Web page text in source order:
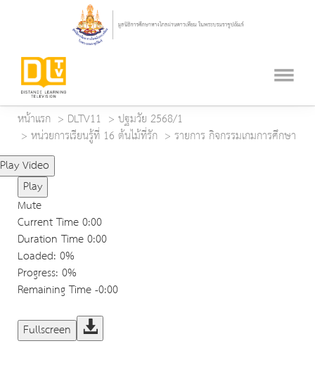
หน้าแรก DLTV11
ปฐมวัย 2568/1
หน่วยการเรียนรู้ที่ 16 ต้นไม้ที่รัก
รายการ กิจกรรมเกมการศึกษา
Play Video
Play
Mute
Current Time0:00
Duration Time0:00
Loaded: 0%
Progress: 0%
Remaining Time-0:00
Fullscreen